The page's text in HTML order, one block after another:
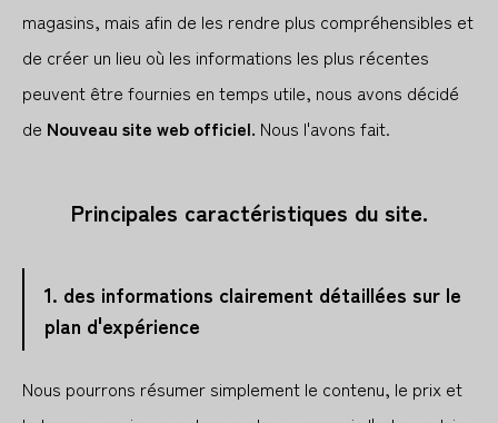
magasins, mais afin de les rendre plus compréhensibles et
de créer un lieu où les informations les plus récentes
peuvent être fournies en temps utile, nous avons décidé
de Nouveau site web officiel. Nous l'avons fait.
Principales caractéristiques du site.
1. des informations clairement détaillées sur le
plan d'expérience
Nous pourrons résumer simplement le contenu, le prix et